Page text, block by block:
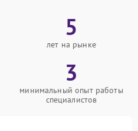
5
лет на рынке
3
минимальный опыт работы
специалистов